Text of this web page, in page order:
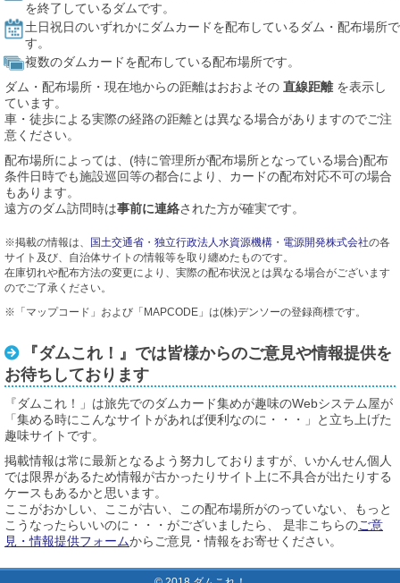
を終了しているダムです。
土日祝日のいずれかにダムカードを配布しているダム・配布場所で
す。
複数のダムカードを配布している配布場所です。
ダム・配布場所・現在地からの距離はおおよその 直線距離を表示し
ています。
車・徒歩による実際の経路の距離とは異なる場合がありますのでご注
意ください。
配布場所によっては、(特に管理所が配布場所となっている場合)配布
条件日時でも施設巡回等の都合により、カードの配布対応不可の場合
もあります。
遠方のダム訪問時は事前に連絡された方が確実です。
※掲載の情報は、 国土交通省 ・ 独立行政法人水資源機構 ・ 電源開発株式会社の各
サイト及び、自治体サイトの情報等を取り纏めたものです。
在庫切れや配布方法の変更により、実際の配布状況とは異なる場合がございます
のでご了承ください。
※「マップコード」および「MAPCODE」は(株)デンソーの登録商標です。
『ダムこれ！』では皆様からのご意見や情報提供を
お待ちしております
『ダムこれ！」は旅先でのダムカード集めが趣味のWebシステム屋が
「集める時にこんなサイトがあれば便利なのに・・・」と立ち上げた
趣味サイトです。
掲載情報は常に最新となるよう努力しておりますが、いかんせん個人
では限界があるため情報が古かったりサイト上に不具合が出たりする
ケースもあるかと思います。
ここがおかしい、ここが古い、この配布場所がのっていない、もっと
こうなったらいいのに・・・がございましたら、 是非こちらのご意
見・情報提供フォームからご意見・情報をお寄せください。